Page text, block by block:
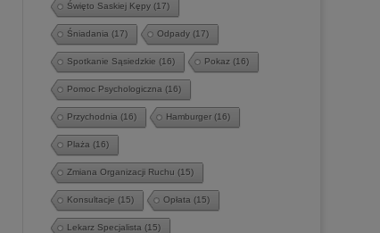
Święto Saskiej Kępy (17)
Śniadania (17) Odpady (17)
Spotkanie Sąsiedzkie (16) Pokaz (16)
Pomoc Psychologiczna (16)
Przychodnia (16) Hamburger (16)
Plaża (16)
Zmiana Organizacji Ruchu (15)
Konsultacje (15) Opłata (15)
Lekarz Specjalista (15)